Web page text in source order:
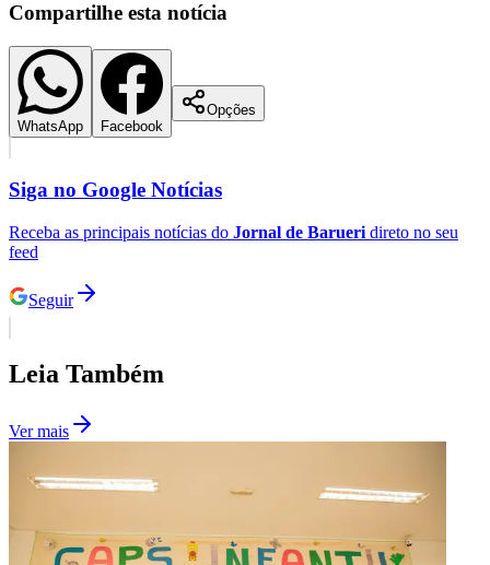
Compartilhe esta notícia
WhatsApp Facebook
Opções
Siga no Google Notícias
Receba as principais notícias do Jornal de Barueri direto no seu
feed
Seguir
Leia Também
Ver mais